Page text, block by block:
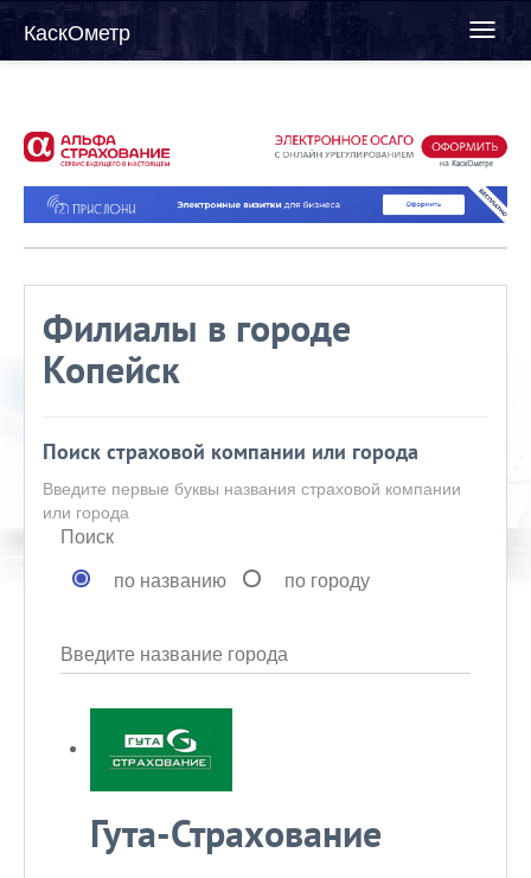
Toggle
КаскОметр
Филиалы в городе
Копейск
Поиск страховой компании или города
Введите первые буквы названия страховой компании
или города
Поиск
по названию
по городу
Введите название города
Гута-Страхование